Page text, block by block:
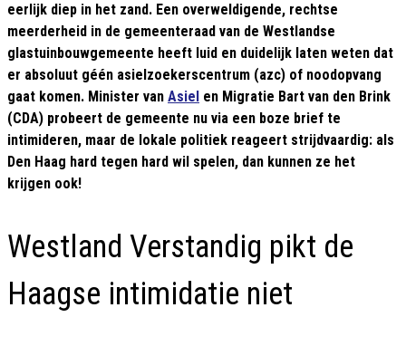
eerlijk diep in het zand. Een overweldigende, rechtse
meerderheid in de gemeenteraad van de Westlandse
glastuinbouwgemeente heeft luid en duidelijk laten weten dat
er absoluut géén asielzoekerscentrum (azc) of noodopvang
gaat komen. Minister van Asiel en Migratie Bart van den Brink
(CDA) probeert de gemeente nu via een boze brief te
intimideren, maar de lokale politiek reageert strijdvaardig: als
Den Haag hard tegen hard wil spelen, dan kunnen ze het
krijgen ook!
Westland Verstandig pikt de
Haagse intimidatie niet